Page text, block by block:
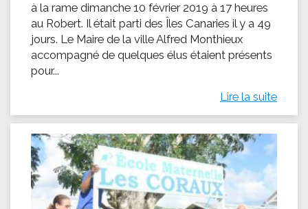
à la rame dimanche 10 février 2019 à 17 heures
au Robert. Il était parti des Îles Canaries il y a 49
jours. Le Maire de la ville Alfred Monthieux
accompagné de quelques élus étaient présents
pour...
Lire la suite